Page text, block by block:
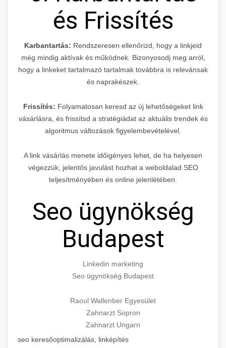
és Frissítés
Karbantartás: Rendszeresen ellenőrizd, hogy a linkjeid
még mindig aktívak és működnek. Bizonyosodj meg arról,
hogy a linkeket tartalmazó tartalmak továbbra is relevánsak
és naprakészek.
Frissítés: Folyamatosan keresd az új lehetőségeket link
vásárlásra, és frissítsd a stratégiádat az aktuális trendek és
algoritmus változások figyelembevételével.
A link vásárlás menete időigényes lehet, de ha helyesen
végezzük, jelentős javulást hozhat a weboldalad SEO
teljesítményében és online jelenlétében.
Seo ügynökség
Budapest
Linkedin marketing
Seo ügynökség Budapest
Raoul Wallenber Egyesület
Zahnarzt Sopron
Zahnarzt Ungarn
seo keresőoptimalizálás, linképítés